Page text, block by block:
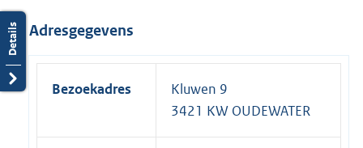
Adresgegevens
Bezoekadres
Kluwen 9
3421 KW OUDEWATER